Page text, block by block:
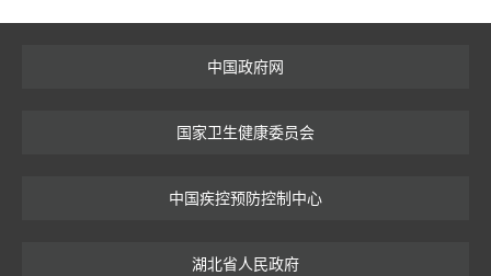
中国政府网
国家卫生健康委员会
中国疾控预防控制中心
湖北省人民政府